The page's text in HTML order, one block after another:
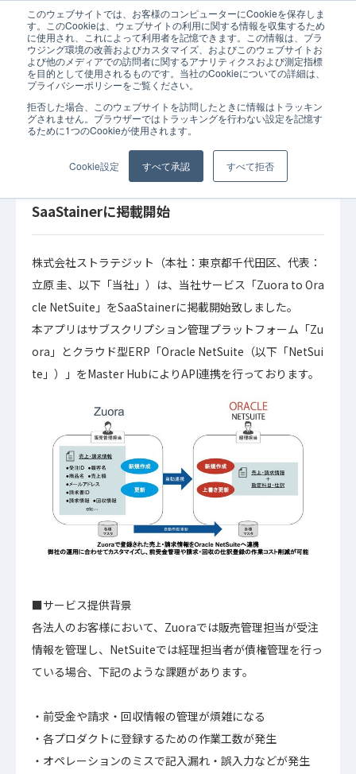
このウェブサイトでは、お客様のコンピューターにCookieを保存しま
す。このCookieは、ウェブサイトの利用に関する情報を収集するため
に使用され、これによって利用者を記憶できます。この情報は、ブラ
ウジング環境の改善およびカスタマイズ、およびこのウェブサイトお
よび他のメディアでの訪問者に関するアナリティクスおよび測定指標
を目的として使用されるものです。当社のCookieについての詳細は、
プライバシーポリシーをご覧ください。
拒否した場合、このウェブサイトを訪問したときに情報はトラッキン
グされません。ブラウザーではトラッキングを行わない設定を記憶す
るために1つのCookieが使用されます。
Cookie設定 すべて承認 すべて拒否
ホーム お知らせ API連携 MasterHub SaaStainer iPaaS
2021年08月
30日
API連携 iPaaS
SaaStainer
お知らせ
MasterHub
前受金管理や請求・回収の仕訳情報を自動API連
携する「Zuora to Oracle NetSuite」を
SaaStainerに掲載開始
株式会社ストラテジット（本社：東京都千代田区、代表：
立原 圭、以下「当社」）は、当社サービス「Zuora to Ora
cle NetSuite」をSaaStainerに掲載開始致しました。
本アプリはサブスクリプション管理プラットフォーム「Zu
ora」とクラウド型ERP「Oracle NetSuite（以下「NetSui
te」）」をMaster HubによりAPI連携を行っております。
■サービス提供背景
各法人のお客様において、Zuoraでは販売管理担当が受注
情報を管理し、NetSuiteでは経理担当者が債権管理を行っ
ている場合、下記のような課題があります。
・前受金や請求・回収情報の管理が煩雑になる
・各プロダクトに登録するための作業工数が発生
・オペレーションのミスで記入漏れ・誤入力などが発生